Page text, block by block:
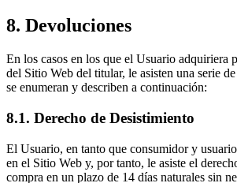
8. Devoluciones
En los casos en los que el Usuario adquiriera
del Sitio Web del titular, le asisten una serie
se enumeran y describen a continuación:
8.1. Derecho de Desistimiento
El Usuario, en tanto que consumidor y
en el Sitio Web y, por tanto, le asiste el
compra en un plazo de 14 días naturales sin